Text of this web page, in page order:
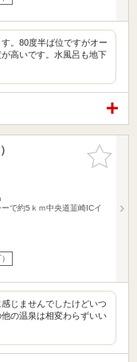
。80度半ば位ですがオー
高いです。水風呂も地下
お気に入
りに追加
で約5ｋｍ中央道韮崎ICイ
じませんでしたけどいつ
の温泉は相変わらずいい